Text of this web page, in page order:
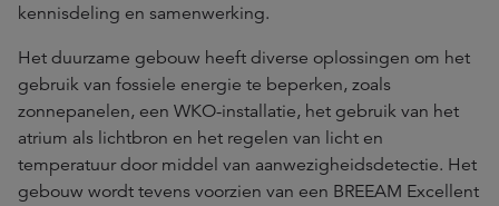
kennisdeling en samenwerking.
Het duurzame gebouw heeft diverse oplossingen om het
gebruik van fossiele energie te beperken, zoals
zonnepanelen, een WKO-installatie, het gebruik van het
atrium als lichtbron en het regelen van licht en
temperatuur door middel van aanwezigheidsdetectie. Het
gebouw wordt tevens voorzien van een BREEAM Excellent